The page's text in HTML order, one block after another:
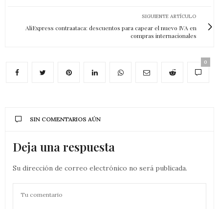
SIGUIENTE ARTÍCULO
AliExpress contraataca: descuentos para capear el nuevo IVA en
compras internacionales
0
SIN COMENTARIOS AÚN
Deja una respuesta
Su dirección de correo electrónico no será publicada.